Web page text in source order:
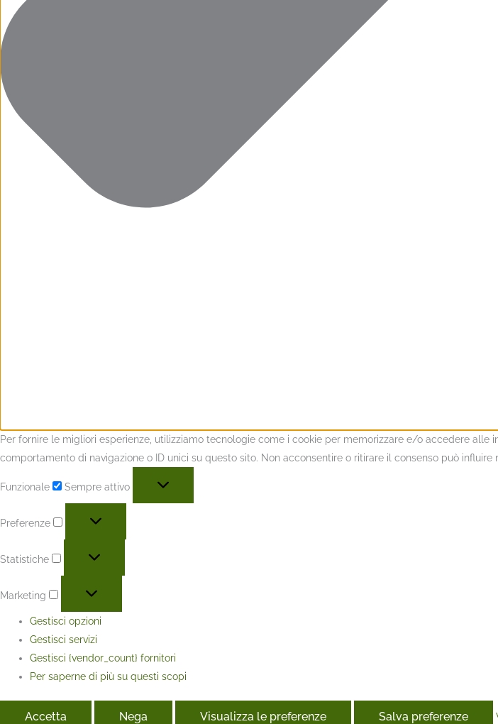
Per fornire le migliori esperienze, utilizziamo tecnologie come i cookie per memorizzare e/o accedere
comportamento di navigazione o ID unici su questo sito. Non acconsentire o ritirare il consenso può
Funzionale Sempre attivo
Preferenze
Statistiche
Marketing
Gestisci opzioni
Gestisci servizi
Gestisci {vendor_count} fornitori
Per saperne di più su questi scopi
Accetta Nega Visualizza le preferenze Salva preferenze